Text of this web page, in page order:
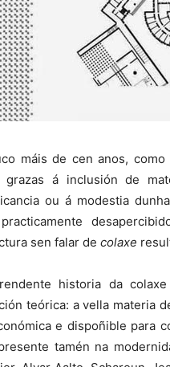
máis de cen anos,
grazas á inclusión de
ou á modestia
sen falar de colaxe
historia da
teórica: a vella materia
e dispoñible para
tamén na